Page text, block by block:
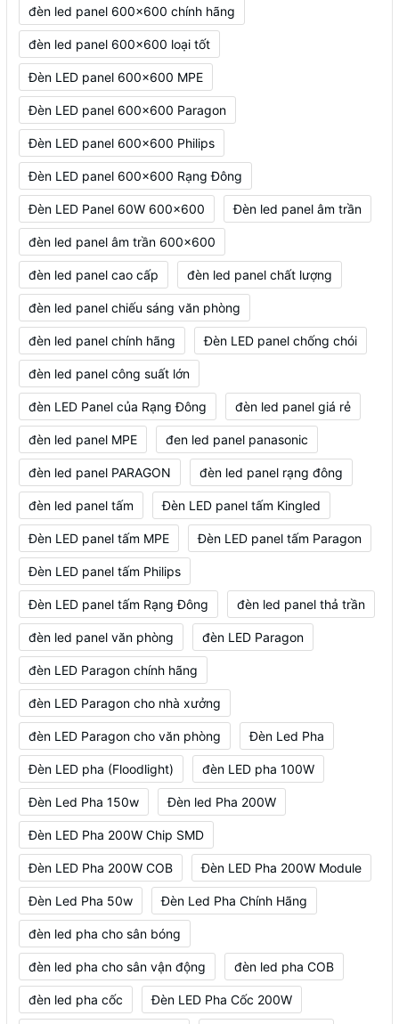
đèn led panel 600x600 chính hãng
đèn led panel 600x600 loại tốt
Đèn LED panel 600x600 MPE
Đèn LED panel 600x600 Paragon
Đèn LED panel 600x600 Philips
Đèn LED panel 600x600 Rạng Đông
Đèn LED Panel 60W 600x600 Đèn led panel âm trần
đèn led panel âm trần 600x600
đèn led panel cao cấp đèn led panel chất lượng
đèn led panel chiếu sáng văn phòng
đèn led panel chính hãng Đèn LED panel chống chói
đèn led panel công suất lớn
đèn LED Panel của Rạng Đông đèn led panel giá rẻ
đèn led panel MPE đen led panel panasonic
đèn led panel PARAGON đèn led panel rạng đông
đèn led panel tấm Đèn LED panel tấm Kingled
Đèn LED panel tấm MPE Đèn LED panel tấm Paragon
Đèn LED panel tấm Philips
Đèn LED panel tấm Rạng Đông đèn led panel thả trần
đèn led panel văn phòng đèn LED Paragon
đèn LED Paragon chính hãng
đèn LED Paragon cho nhà xưởng
đèn LED Paragon cho văn phòng Đèn Led Pha
Đèn LED pha (Floodlight) đèn LED pha 100W
Đèn Led Pha 150w Đèn led Pha 200W
Đèn LED Pha 200W Chip SMD
Đèn LED Pha 200W COB Đèn LED Pha 200W Module
Đèn Led Pha 50w Đèn Led Pha Chính Hãng
đèn led pha cho sân bóng
đèn led pha cho sân vận động đèn led pha COB
đèn led pha cốc Đèn LED Pha Cốc 200W